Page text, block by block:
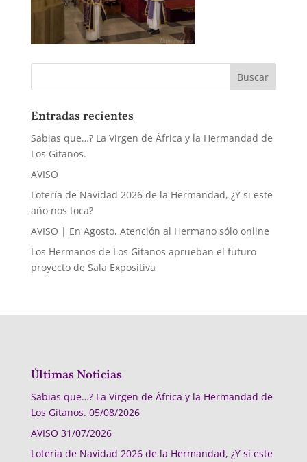
Entradas recientes
Sabias que…? La Virgen de África y la Hermandad de
Los Gitanos.
AVISO
Lotería de Navidad 2026 de la Hermandad, ¿Y si este
año nos toca?
AVISO | En Agosto, Atención al Hermano sólo online
Los Hermanos de Los Gitanos aprueban el futuro
proyecto de Sala Expositiva
Últimas Noticias
Sabias que…? La Virgen de África y la Hermandad de
Los Gitanos. 05/08/2026
AVISO 31/07/2026
Lotería de Navidad 2026 de la Hermandad, ¿Y si este